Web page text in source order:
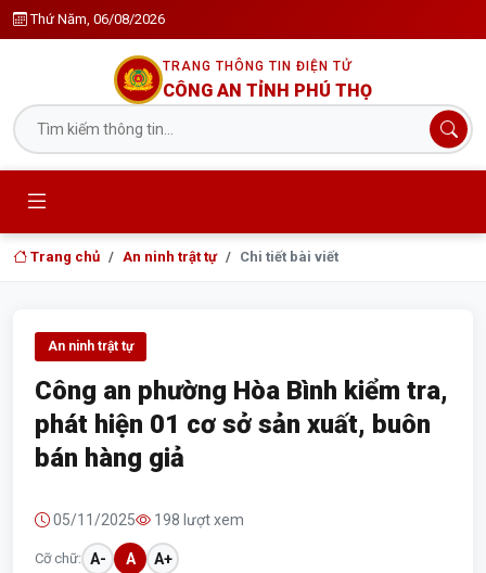
Thứ Năm, 06/08/2026
TRANG THÔNG TIN ĐIỆN TỬ
CÔNG AN TỈNH PHÚ THỌ
Trang chủ An ninh trật tự Chi tiết bài viết
An ninh trật tự
Công an phường Hòa Bình kiểm tra,
phát hiện 01 cơ sở sản xuất, buôn
bán hàng giả
05/11/2025 198 lượt xem
Cỡ chữ: A- A A+